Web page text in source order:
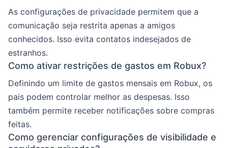
As configurações de privacidade permitem que a
comunicação seja restrita apenas a amigos
conhecidos. Isso evita contatos indesejados de
estranhos.
Como ativar restrições de gastos em Robux?
Definindo um limite de gastos mensais em Robux, os
pais podem controlar melhor as despesas. Isso
também permite receber notificações sobre compras
feitas.
Como gerenciar configurações de visibilidade e